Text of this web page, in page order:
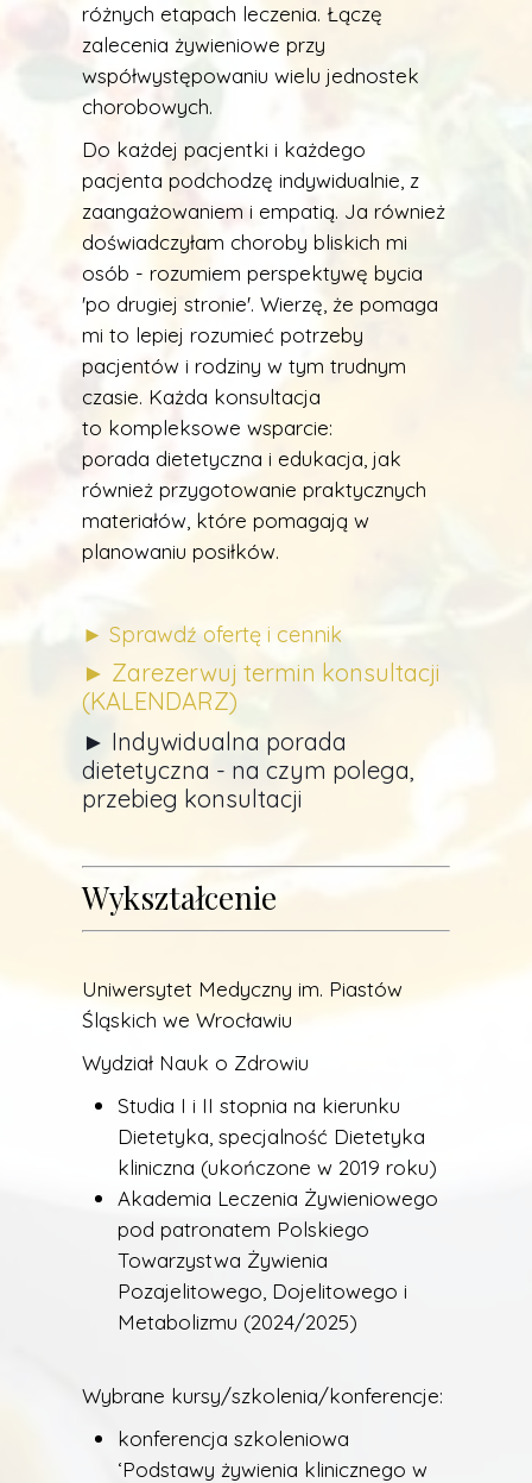
różnych etapach leczenia. Łączę
zalecenia żywieniowe przy
współwystępowaniu wielu jednostek
chorobowych.
Do każdej pacjentki i każdego
pacjenta podchodzę indywidualnie, z
zaangażowaniem i empatią. Ja również
doświadczyłam choroby bliskich mi
osób - rozumiem perspektywę bycia
'po drugiej stronie'. Wierzę, że pomaga
mi to lepiej rozumieć potrzeby
pacjentów i rodziny w tym trudnym
czasie. Każda konsultacja
to kompleksowe wsparcie:
porada dietetyczna i edukacja, jak
również przygotowanie praktycznych
materiałów, które pomagają w
planowaniu posiłków.
► Sprawdź ofertę i cennik
► Zarezerwuj termin konsultacji
(KALENDARZ)
► Indywidualna porada
dietetyczna - na czym polega,
przebieg konsultacji
Wykształcenie
Uniwersytet Medyczny im. Piastów
Śląskich we Wrocławiu
Wydział Nauk o Zdrowiu
Studia I i II stopnia na kierunku
Dietetyka, specjalność Dietetyka
kliniczna (ukończone w 2019 roku)
Akademia Leczenia Żywieniowego
pod patronatem Polskiego
Towarzystwa Żywienia
Pozajelitowego, Dojelitowego i
Metabolizmu (2024/2025)
Wybrane kursy/szkolenia/konferencje:
konferencja szkoleniowa
‘Podstawy żywienia klinicznego w